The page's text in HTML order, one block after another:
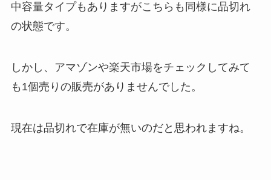
中容量タイプもありますがこちらも同様に品切れ
の状態です。
しかし、アマゾンや楽天市場をチェックしてみて
も1個売りの販売がありませんでした。
現在は品切れで在庫が無いのだと思われますね。